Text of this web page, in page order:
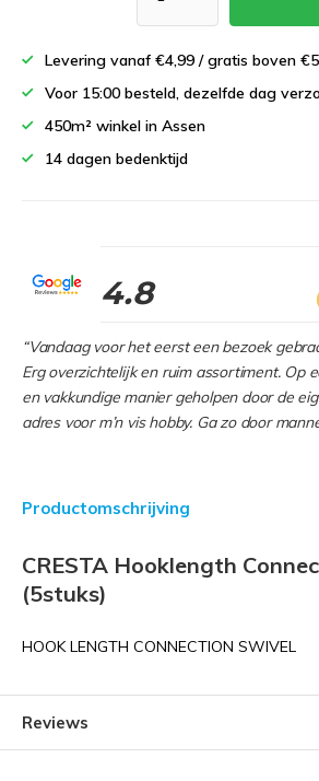
Levering vanaf €4,99 / gratis boven
Voor 15:00 besteld, dezelfde dag
450m² winkel in Assen
14 dagen bedenktijd
4.8
“Vandaag voor het eerst een bezoek
Erg overzichtelijk en ruim assortiment. Op
en vakkundige manier geholpen door de
adres voor m’n vis hobby. Ga zo door
Productomschrijving
CRESTA Hooklength
(5stuks)
HOOK LENGTH CONNECTION SWIVEL
Reviews